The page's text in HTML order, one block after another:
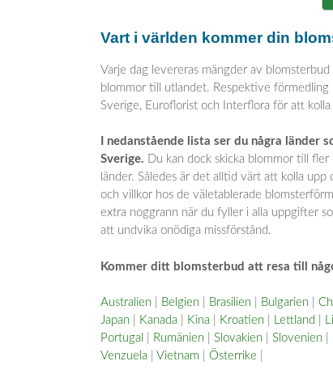
Vart i världen kommer din
Varje dag levereras mängder av
blommor till utlandet. Respektive
Sverige, Euroflorist och Interflora för att
I nedanstående lista ser du några
Sverige. Du kan dock skicka blommor till
länder. Således är det alltid värt att kolla
och villkor hos de väletablerade
extra noggrann när du fyller i alla uppgifter
att undvika onödiga missförstånd.
Kommer ditt blomsterbud att resa till
Australien Belgien Brasilien Bulgarien
Japan
Kanada Kina Kroatien Lettland
Portugal
Rumänien Slovakien Slovenien
Venzuela
Vietnam Österrike